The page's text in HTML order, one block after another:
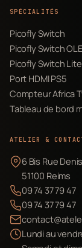
SPÉCIALITÉS
Picofly Switch
Picofly Switch
Picofly Switch Lite
Port HDMI PS5
Compteur Africa
Tableau de bord
ATELIER &
6 Bis Rue
51100 Reims
09 74 37 79 47
09 74 37 79 47
Lundi au